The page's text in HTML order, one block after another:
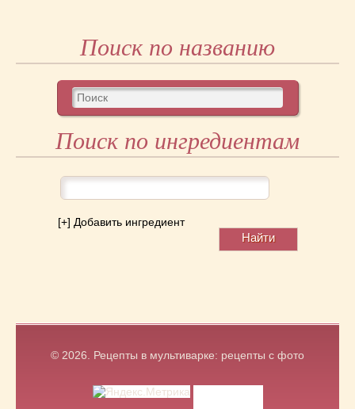
Поиск по названию
Поиск по ингредиентам
[+] Добавить ингредиент
© 2026. Рецепты в мультиварке: рецепты с фото